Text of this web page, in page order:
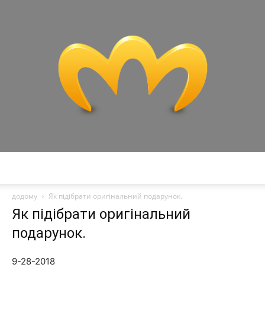
додому
Як підібрати оригінальний подарунок.
Як підібрати оригінальний
подарунок.
9-28-2018